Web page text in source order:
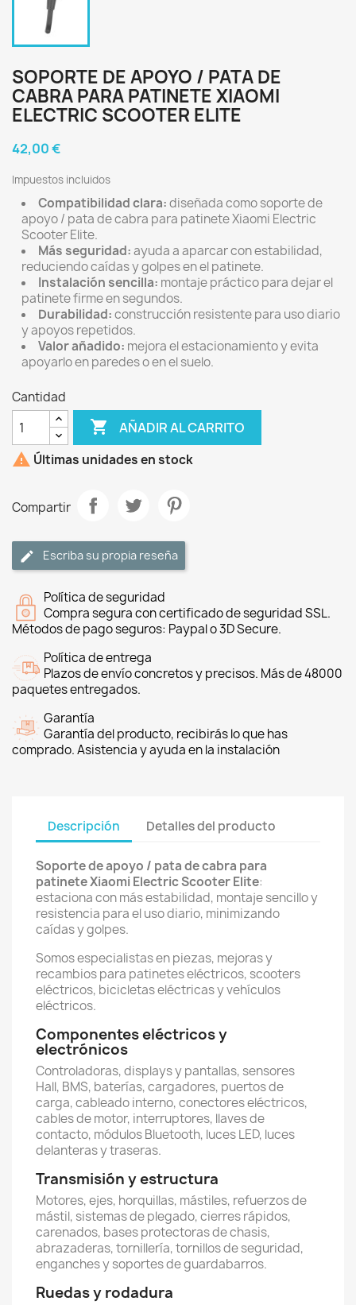
SOPORTE DE APOYO / PATA DE
CABRA PARA PATINETE XIAOMI
ELECTRIC SCOOTER ELITE
42,00 €
Impuestos incluidos
Compatibilidad clara:diseñada como soporte de
apoyo / pata de cabra para patinete Xiaomi Electric
Scooter Elite.
Más seguridad:ayuda a aparcar con estabilidad,
reduciendo caídas y golpes en el patinete.
Instalación sencilla: montaje práctico para dejar el
patinete firme en segundos.
Durabilidad:construcción resistente para uso diario
y apoyos repetidos.
Valor añadido: mejora el estacionamiento y evita
apoyarlo en paredes o en el suelo.
Cantidad
 AÑADIR AL CARRITO
 Últimas unidades en stock
Compartir
Escriba su propia reseña
Política de seguridad
Compra segura con certificado de seguridad SSL.
Métodos de pago seguros: Paypal o 3D Secure.
Política de entrega
Plazos de envío concretos y precisos. Más de 48000
paquetes entregados.
Garantía
Garantía del producto, recibirás lo que has
comprado. Asistencia y ayuda en la instalación
Descripción Detalles del producto
Soporte de apoyo / pata de cabra para
patinete Xiaomi Electric Scooter Elite:
estaciona con más estabilidad, montaje sencillo y
resistencia para el uso diario, minimizando
caídas y golpes.
Somos especialistas en piezas, mejoras y
recambios para patinetes eléctricos, scooters
eléctricos, bicicletas eléctricas y vehículos
eléctricos.
Componentes eléctricos y
electrónicos
Controladoras, displays y pantallas, sensores
Hall, BMS, baterías, cargadores, puertos de
carga, cableado interno, conectores eléctricos,
cables de motor, interruptores, llaves de
contacto, módulos Bluetooth, luces LED, luces
delanteras y traseras.
Transmisión y estructura
Motores, ejes, horquillas, mástiles, refuerzos de
mástil, sistemas de plegado, cierres rápidos,
carenados, bases protectoras de chasis,
abrazaderas, tornillería, tornillos de seguridad,
enganches y soportes de guardabarros.
Ruedas y rodadura